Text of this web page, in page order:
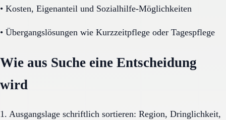
• Kosten, Eigenanteil und Sozialhilfe-Möglichkeiten
• Übergangslösungen wie Kurzzeitpflege oder Tagespflege
Wie aus Suche eine Entscheidung
wird
1. Ausgangslage schriftlich sortieren: Region, Dringlichkeit,